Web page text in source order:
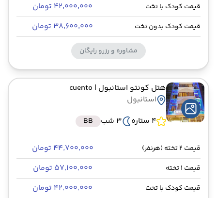
قیمت کودک با تخت ۴۲٬۰۰۰٬۰۰۰ تومان
قیمت کودک بدون تخت ۳۸٬۶۰۰٬۰۰۰ تومان
مشاوره و رزرو رایگان
هتل کونتو استانبول | cuento
استانبول
4 ستاره
3 شب BB
قیمت 2 تخته (هرنفر) ۴۴٬۷۰۰٬۰۰۰ تومان
قیمت 1 تخته ۵۷٬۱۰۰٬۰۰۰ تومان
قیمت کودک با تخت ۴۲٬۰۰۰٬۰۰۰ تومان